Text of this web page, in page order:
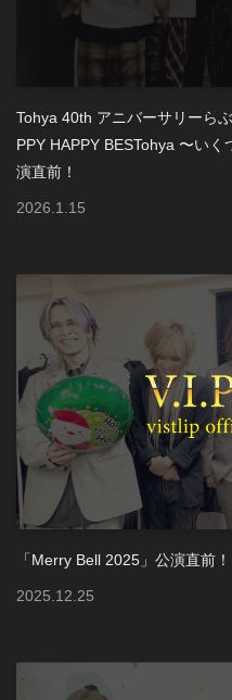
Tohya 40th アニバーサリーら
PPY HAPPY BESTohya 〜いく
演直前！
2026 1 15
「Merry Bell 2025」公演直前！
2025.12.25